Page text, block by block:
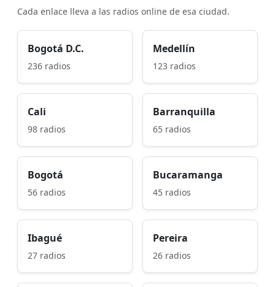
Cada enlace lleva a las radios online de esa ciudad.
Bogotá D.C.
236 radios
Medellín
123 radios
Cali
98 radios
Barranquilla
65 radios
Bogotá
56 radios
Bucaramanga
45 radios
Ibagué
27 radios
Pereira
26 radios